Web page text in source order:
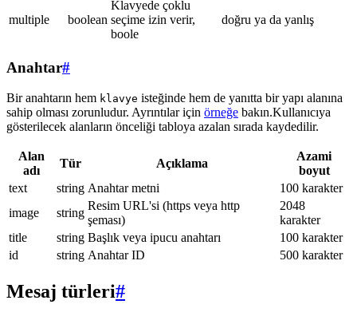
multiple boolean
Klavyede çoklu
seçime izin verir,
boole
doğru ya da yanlış
Anahtar#
Bir anahtarın hem klavye isteğinde hem de yanıtta bir yapı alanına
sahip olması zorunludur. Ayrıntılar için örneğe bakın.Kullanıcıya
gösterilecek alanların önceliği tabloya azalan sırada kaydedilir.
Alan
adı
Tür Açıklama
Azami
boyut
text
string Anahtar metni
100 karakter
image
string
Resim URL'si (https veya http
şeması)
2048
karakter
title
string Başlık veya ipucu anahtarı
100 karakter
id
string Anahtar ID 500 karakter
Mesaj türleri#